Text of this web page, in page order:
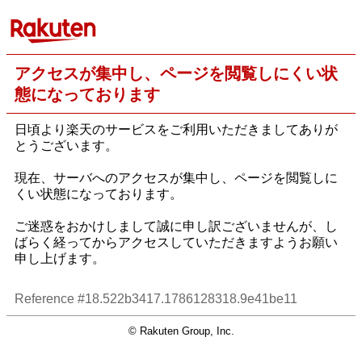
アクセスが集中し、ページを閲覧しにくい状
態になっております
日頃より楽天のサービスをご利用いただきましてありが
とうございます。
現在、サーバへのアクセスが集中し、ページを閲覧しに
くい状態になっております。
ご迷惑をおかけしまして誠に申し訳ございませんが、し
ばらく経ってからアクセスしていただきますようお願い
申し上げます。
Reference #18.522b3417.1786128318.9e41be11
© Rakuten Group, Inc.